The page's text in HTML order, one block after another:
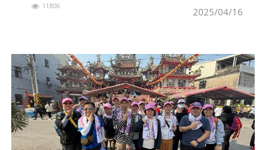
揭開序幕。積體電路產業受惠於高效
2025/04/16
11806